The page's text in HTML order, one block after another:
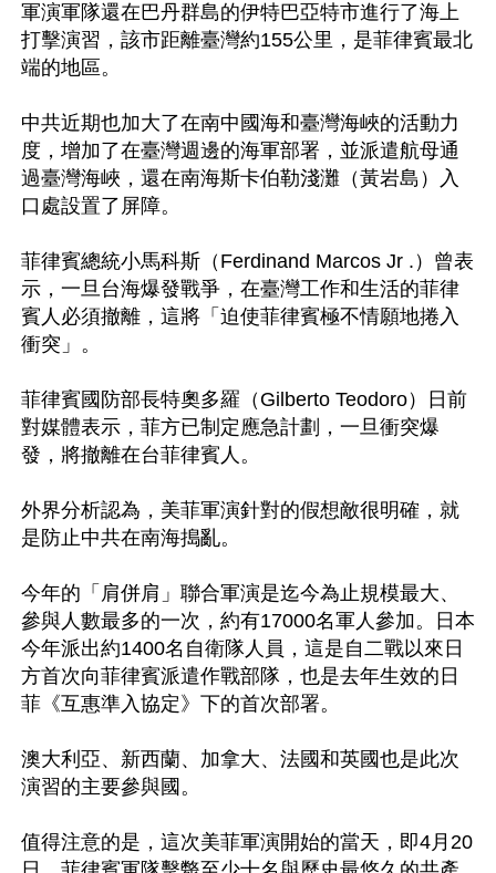
軍演軍隊還在巴丹群島的伊特巴亞特市進行了海上
打擊演習，該市距離臺灣約155公里，是菲律賓最北
端的地區。
中共近期也加大了在南中國海和臺灣海峽的活動力
度，增加了在臺灣週邊的海軍部署，並派遣航母通
過臺灣海峽，還在南海斯卡伯勒淺灘（黃岩島）入
口處設置了屏障。
菲律賓總統小馬科斯（Ferdinand Marcos Jr .）曾表
示，一旦台海爆發戰爭，在臺灣工作和生活的菲律
賓人必須撤離，這將「迫使菲律賓極不情願地捲入
衝突」。
菲律賓國防部長特奧多羅（Gilberto Teodoro）日前
對媒體表示，菲方已制定應急計劃，一旦衝突爆
發，將撤離在台菲律賓人。
外界分析認為，美菲軍演針對的假想敵很明確，就
是防止中共在南海搗亂。
今年的「肩併肩」聯合軍演是迄今為止規模最大、
參與人數最多的一次，約有17000名軍人參加。日本
今年派出約1400名自衛隊人員，這是自二戰以來日
方首次向菲律賓派遣作戰部隊，也是去年生效的日
菲《互惠準入協定》下的首次部署。
澳大利亞、新西蘭、加拿大、法國和英國也是此次
演習的主要參與國。
值得注意的是，這次美菲軍演開始的當天，即4月20